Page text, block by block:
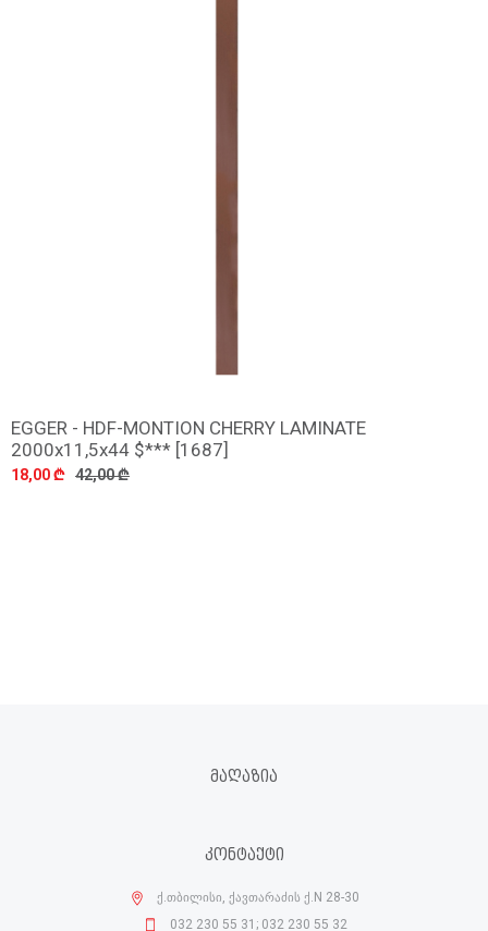
დამატება
EGGER - HDF-MONTION CHERRY LAMINATE
2000x11,5x44 $*** [1687]
18,00 ₾ 42,00 ₾
ᲛᲐᲦᲐᲖᲘᲐ
ᲙᲝᲜᲢᲐᲥᲢᲘ
ქ.თბილისი, ქავთარაძის ქ.N 28-30
032 230 55 31; 032 230 55 32